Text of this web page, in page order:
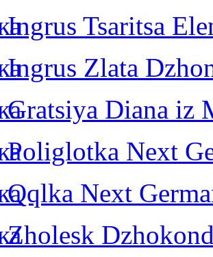
Ingrus Tsaritsa
Ingrus Zlata
Gratsiya Diana iz
Poliglotka Next
Qqlka Next
Zholesk